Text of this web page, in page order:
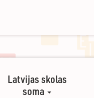
Latvijas skolas
soma